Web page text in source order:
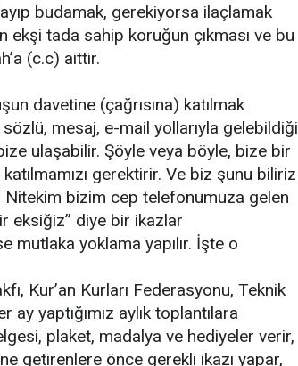
budamak, gerekiyorsa ilaçlamak
ekşi tada sahip koruğun çıkması ve bu
(c.c) aittir.
davetine (çağrısına) katılmak
mesaj, e-mail yollarıyla gelebildiği
ulaşabilir. Şöyle veya böyle, bize bir
gerektirir. Ve biz şunu biliriz
Nitekim bizim cep telefonumuza gelen
eksiğiz” diye bir ikazlar
mutlaka yoklama yapılır. İşte o
Kur’an Kurları Federasyonu, Teknik
yaptığımız aylık toplantılara
plaket, madalya ve hediyeler verir,
getirenlere önce gerekli ikazı yapar,